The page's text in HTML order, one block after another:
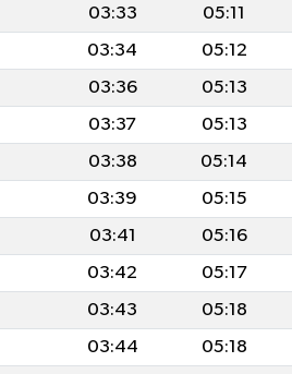
03:33 05:11
03:34 05:12
03:36 05:13
03:37 05:13
03:38 05:14
03:39 05:15
03:41 05:16
03:42 05:17
03:43 05:18
03:44 05:18